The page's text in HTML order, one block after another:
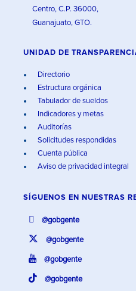
Centro, C.P. 36000,
Guanajuato, GTO.
UNIDAD DE
Directorio
Estructura orgánica
Tabulador de sueldos
Indicadores y metas
Auditorías
Solicitudes respondidas
Cuenta pública
Aviso de privacidad integral
SÍGUENOS EN NUESTRAS
@gobgente
@gobgente
@gobgente
@gobgente